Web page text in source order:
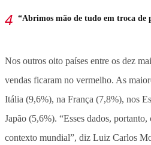
“Abrimos mão de tudo em troca de
Nos outros oito países entre os dez
vendas ficaram no vermelho. As
Itália (9,6%), na França (7,8%), nos
Japão (5,6%). “Esses dados,
contexto mundial”, diz Luiz Carlos